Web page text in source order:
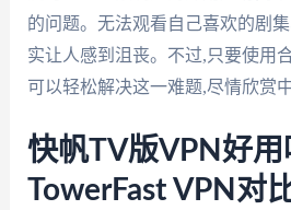
的问题。无法观看自己喜欢的剧
实让人感到沮丧。不过,只要使用
可以轻松解决这一难题,尽情欣赏
快帆TV版VPN好
TowerFast VPN对